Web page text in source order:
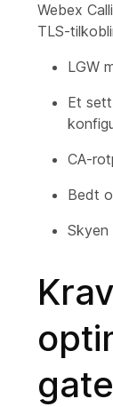
Webex
TLS-
LGW
Et
CA-
Bedt
Skyen